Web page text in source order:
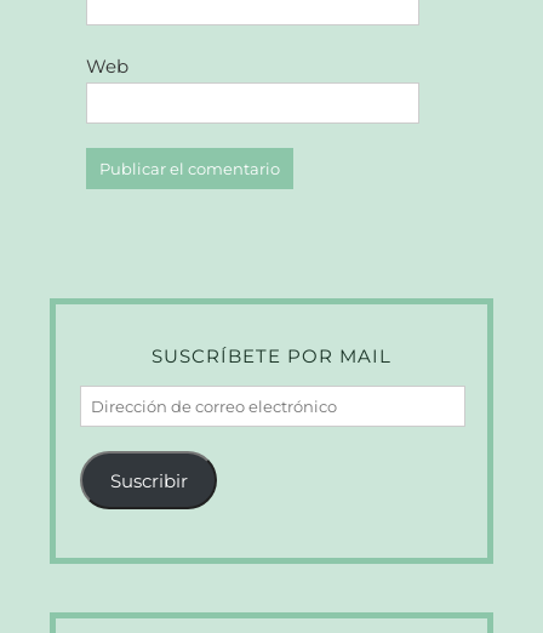
Web
SUSCRÍBETE POR MAIL
Dirección
de
correo
electrónico
Suscribir